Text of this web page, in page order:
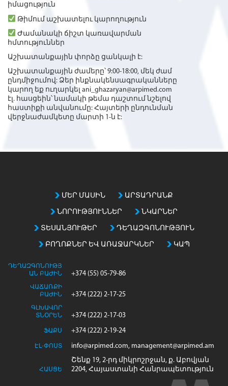
իմացություն
Թիմում աշխատելու կարողություն
Ժամանակի ճիշտ կառավարման
հմտություններ
Աշխատանքային փորձը ցանկալի է:
Աշխատանքային ժամերը՝ 9:00-18:00, մեկ ժամ
ընդմիջումով: Ձեր ինքնակենսագրականները
կարող եք ուղարկել ani_ghazaryan@arpimed.com
էլ. հասցեին՝ նամակի թեմա դաշտում նշելով
հաստիքի անվանումը: Հայտերի ընդունման
վերջնաժամկետը մարտի 1-ն է:
ՄԵՐ ՄԱՍԻՆ ԱՐՏԱԴՐԱՆՔ
ՆՈՐՈՒԹՅՈՒՆՆԵՐ ՆԿԱՐՆԵՐ
ՏԵՍԱՆՅՈՒԹԵՐ ԴԵՂԱԶԳՈՆՈՒԹՅՈՒՆ
ԲՈՂՈՔՆԵՐ ԵՎ ԱՌԱՋԱՐԿՆԵՐ ԿԱՊ
ԴԵՂԱԶԳՈՆՈՒԹՅ
ԱՆ ԲԱԺԻՆ
+374 (55) 05-79-86
ՎԱՃԱՌՔԻ
ԲԱԺԻՆ
+374 (222) 2-17-25
ԳԼԽԱՎՈՐ
ՏՆՕՐԵՆ
+374 (222) 2-17-03
ՖԱՔՍ +374 (222) 2-19-24
ԷԼ-ՓՈՍՏ info@arpimed.com, management@arpimed.am
ՀԱՍՑԵ
Շենք 19, 2-րդ միկրոշրջան, ք. Աբովյան
2204, Հայաստանի Հանրապետություն